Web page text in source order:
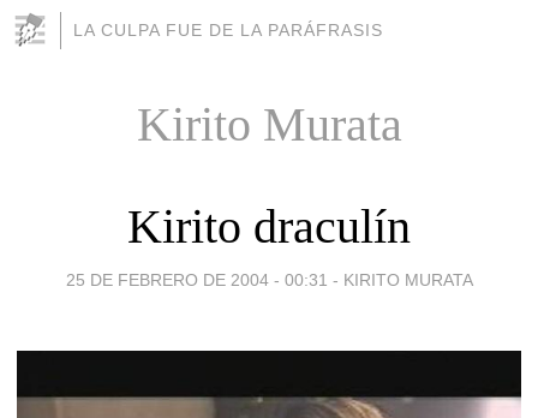
LA CULPA FUE DE LA PARÁFRASIS
Kirito Murata
Kirito draculín
25 DE FEBRERO DE 2004 - 00:31 - KIRITO MURATA